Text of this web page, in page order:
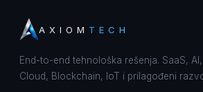
AXIOM TECH
End-to-end tehnološka rešenja. SaaS,
Cloud, Blockchain, IoT i prilagođeni